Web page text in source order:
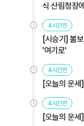
식 산림청장
4시간전
[시승기] 볼
'여기로'
4시간전
[오늘의 운
4시간전
[오늘의 운